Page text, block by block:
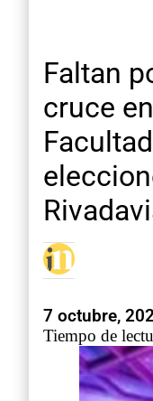
Faltan
cruce
7 octubre,
Tiempo de